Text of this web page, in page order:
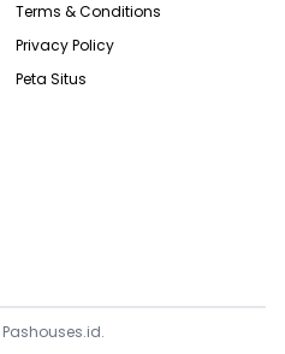
Terms & Conditions
Privacy Policy
Peta Situs
Pashouses.id.